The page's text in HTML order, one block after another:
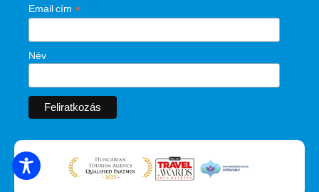
SZÁLLÁSOK KERESÉSE
Email cím *
Név